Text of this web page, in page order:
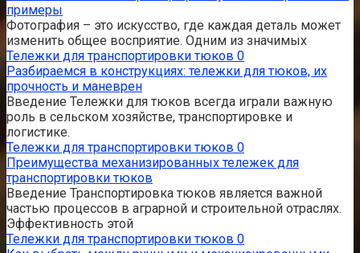
примеры
Фотография – это искусство, где каждая деталь может
изменить общее восприятие. Одним из значимых
Тележки для транспортировки тюков 0
Разбираемся в конструкциях: тележки для тюков, их
прочность и маневрен
Введение Тележки для тюков всегда играли важную
роль в сельском хозяйстве, транспортировке и
логистике.
Тележки для транспортировки тюков 0
Преимущества механизированных тележек для
транспортировки тюков
Введение Транспортировка тюков является важной
частью процессов в аграрной и строительной отраслях.
Эффективность этой
Тележки для транспортировки тюков 0